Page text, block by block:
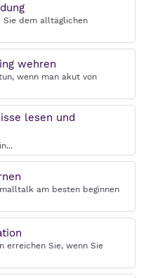
Sie dem alltäglichen
wehren
wenn man akut von
lesen und
am besten beginnen
erreichen Sie, wenn Sie